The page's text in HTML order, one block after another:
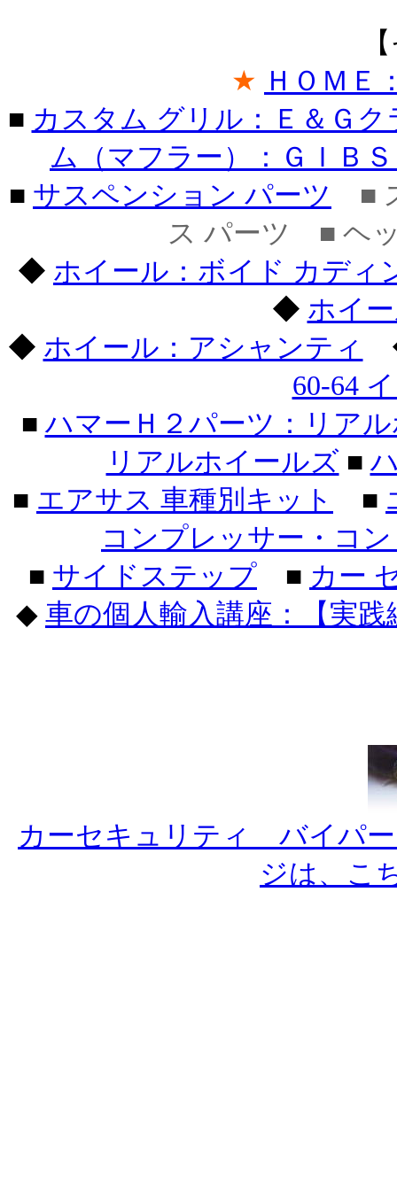
★ ＨＯＭＥ
■ カスタム グリル：Ｅ＆Ｇ
ム（マフラー）：ＧＩＢ
■ サスペンション パーツ
■
ス パーツ ■ ヘ
◆ ホイール：ボイド カディ
◆ ホイ
◆ ホイール：アシャンティ
60-64
■ハマーＨ２パーツ：リア
リアルホイールズ■
■ エアサス 車種別キット ■
コンプレッサー・コ
■ サイドステップ ■ カー
◆ 車の個人輸入講座：【実
カーセキュリティ バイパー
ジは、こ